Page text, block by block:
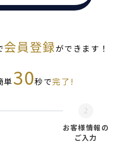
会員登録ができます！
単30秒で完了!
2
お客様情報の
ご入力